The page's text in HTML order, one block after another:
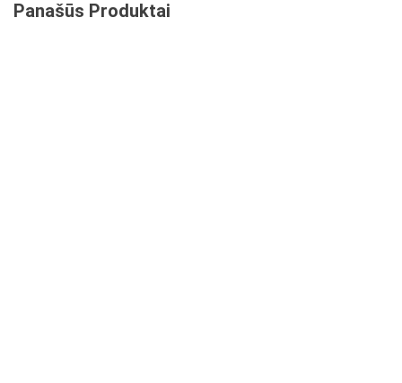
Panašūs Produktai